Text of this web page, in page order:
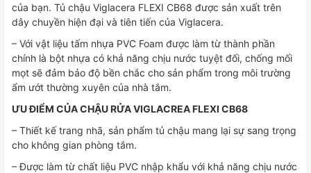
của bạn. Tủ chậu Viglacera FLEXI CB68 được sản xuất trên
dây chuyền hiện đại và tiên tiến của Viglacera.
– Với vật liệu tấm nhựa PVC Foam được làm từ thành phần
chính là bột nhựa có khả năng chịu nước tuyệt đối, chống mối
mọt sẽ đảm bảo độ bền chắc cho sản phẩm trong môi trường
ẩm ướt thường xuyên của nhà tắm.
ƯU ĐIỂM CỦA CHẬU RỬA VIGLACREA FLEXI CB68
– Thiết kế trang nhã, sản phẩm tủ chậu mang lại sự sang trọng
cho không gian phòng tắm.
– Được làm từ chất liệu PVC nhập khẩu với khả năng chịu nước